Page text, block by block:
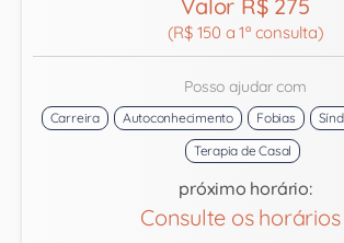
Valor R$ 275
(R$ 150 a 1ª consulta)
Posso ajudar com
Carreira Autoconhecimento Fobias
Terapia de Casal
próximo horário:
Consulte os horários